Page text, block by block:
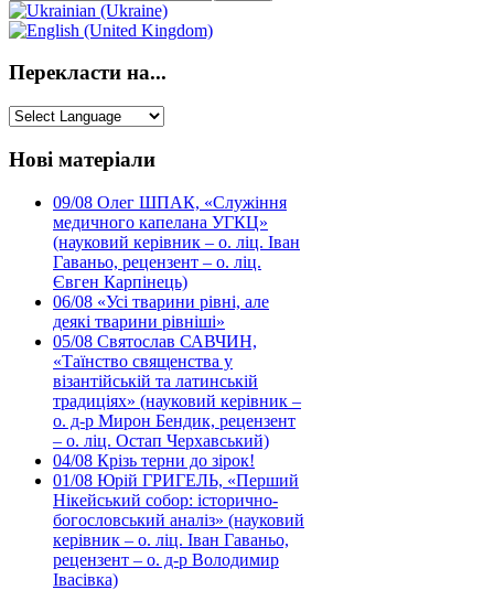
Перекласти на...
Нові матеріали
09/08 Олег ШПАК, «Служіння
медичного капелана УГКЦ»
(науковий керівник – о. ліц. Іван
Гаваньо, рецензент – о. ліц.
Євген Карпінець)
06/08 «Усі тварини рівні, але
деякі тварини рівніші»
05/08 Святослав САВЧИН,
«Таїнство священства у
візантійській та латинській
традиціях» (науковий керівник –
о. д-р Мирон Бендик, рецензент
– о. ліц. Остап Черхавський)
04/08 Крізь терни до зірок!
01/08 Юрій ГРИГЕЛЬ, «Перший
Нікейський собор: історично-
богословський аналіз» (науковий
керівник – о. ліц. Іван Гаваньо,
рецензент – о. д-р Володимир
Івасівка)